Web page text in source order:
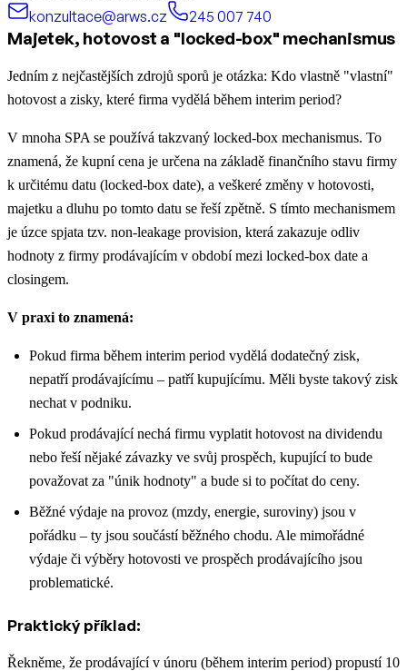
konzultace@arws.cz
245 007 740
Majetek, hotovost a "locked-box" mechanismus
Jedním z nejčastějších zdrojů sporů je otázka: Kdo vlastně "vlastní"
hotovost a zisky, které firma vydělá během interim period?
V mnoha SPA se používá takzvaný locked-box mechanismus. To
znamená, že kupní cena je určena na základě finančního stavu firmy
k určitému datu (locked-box date), a veškeré změny v hotovosti,
majetku a dluhu po tomto datu se řeší zpětně. S tímto mechanismem
je úzce spjata tzv. non-leakage provision, která zakazuje odliv
hodnoty z firmy prodávajícím v období mezi locked-box date a
closingem.
V praxi to znamená:
Pokud firma během interim period vydělá dodatečný zisk,
nepatří prodávajícímu – patří kupujícímu. Měli byste takový zisk
nechat v podniku.
Pokud prodávající nechá firmu vyplatit hotovost na dividendu
nebo řeší nějaké závazky ve svůj prospěch, kupující to bude
považovat za "únik hodnoty" a bude si to počítat do ceny.
Běžné výdaje na provoz (mzdy, energie, suroviny) jsou v
pořádku – ty jsou součástí běžného chodu. Ale mimořádné
výdaje či výběry hotovosti ve prospěch prodávajícího jsou
problematické.
Praktický příklad:
Řekněme, že prodávající v únoru (během interim period) propustí 10